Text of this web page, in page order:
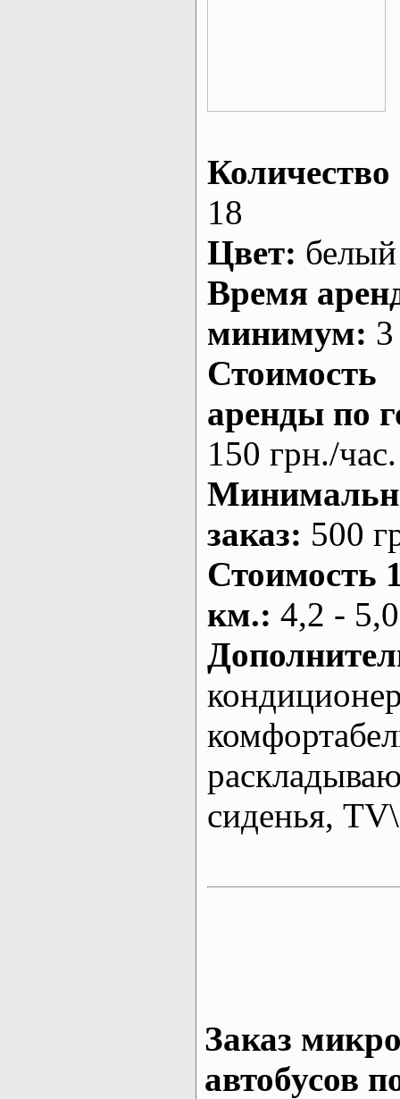
Количество
18
Цвет: белый
Время
минимум:
Стоимость
аренды по
150 грн./час.
заказ: 500
Стоимость
км.: 4,2 -
сиденья,
Заказ
автобусов